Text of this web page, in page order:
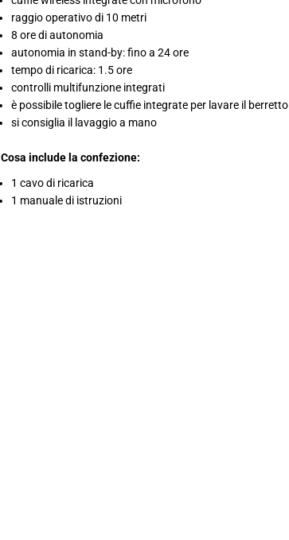
raggio operativo di 10 metri
8 ore di autonomia
autonomia in stand-by: fino a 24 ore
tempo di ricarica: 1.5 ore
controlli multifunzione integrati
è possibile togliere le cuffie integrate per lavare il berretto
si consiglia il lavaggio a mano
Cosa include la confezione:
1 cavo di ricarica
1 manuale di istruzioni